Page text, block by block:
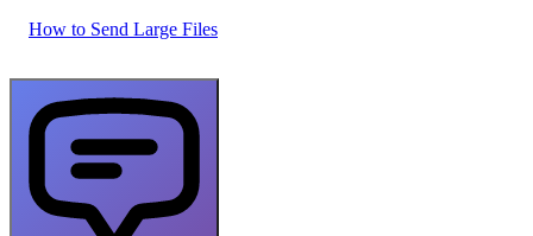
How to Send Large Files